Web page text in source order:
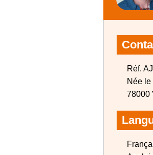
Réf.
Née
78000